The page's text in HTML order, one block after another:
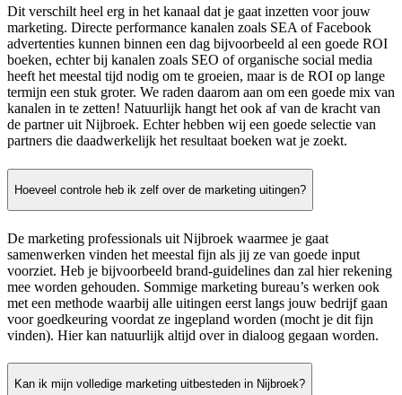
Dit verschilt heel erg in het kanaal dat je gaat inzetten voor jouw
marketing. Directe performance kanalen zoals SEA of Facebook
advertenties kunnen binnen een dag bijvoorbeeld al een goede ROI
boeken, echter bij kanalen zoals SEO of organische social media
heeft het meestal tijd nodig om te groeien, maar is de ROI op lange
termijn een stuk groter. We raden daarom aan om een goede mix van
kanalen in te zetten! Natuurlijk hangt het ook af van de kracht van
de partner uit Nijbroek. Echter hebben wij een goede selectie van
partners die daadwerkelijk het resultaat boeken wat je zoekt.
Hoeveel controle heb ik zelf over de marketing uitingen?
De marketing professionals uit Nijbroek waarmee je gaat
samenwerken vinden het meestal fijn als jij ze van goede input
voorziet. Heb je bijvoorbeeld brand-guidelines dan zal hier rekening
mee worden gehouden. Sommige marketing bureau’s werken ook
met een methode waarbij alle uitingen eerst langs jouw bedrijf gaan
voor goedkeuring voordat ze ingepland worden (mocht je dit fijn
vinden). Hier kan natuurlijk altijd over in dialoog gegaan worden.
Kan ik mijn volledige marketing uitbesteden in Nijbroek?